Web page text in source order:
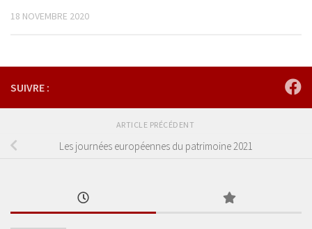
18 NOVEMBRE 2020
SUIVRE :
ARTICLE PRÉCÉDENT
Les journées européennes du patrimoine 2021